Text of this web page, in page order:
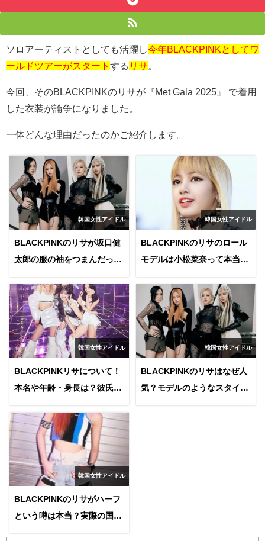
ソロアーティストとしても活躍し 今年BLACKPINKとしてワ
ールドツアーがスタート する リサ
今回、そのBLACKPINKのリサが『Met Gala 2025 』 で着用
した衣装が論争になりました。
一体どんな理由だったのかご紹介します。
韓国女性アイドル
BLACKPINKのリサが坂口健
太郎の服の袖をつまんだって
反響！
韓国女性アイドル
BLACKPINKのリサのロール
モデルは小松菜奈って本当？
韓国女性アイドル
BLACKPINKリサについて！
本名や年齢・身長は？彼氏は
韓国女性アイドル
BLACKPINKのリサはなぜ人
気？モデルのようなスタイル
韓国女性アイドル
BLACKPINKのリサがハーフ
という噂は本当？実際の国籍